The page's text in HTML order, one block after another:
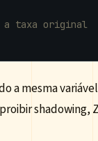
a mesma
shadowing,